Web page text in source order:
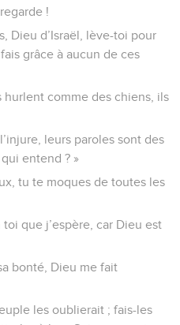
!
Dieu d’Israël, lève-toi pour
grâce à aucun de ces
comme des chiens, ils
leurs paroles sont des
entend ? »
tu te moques de toutes les
que j’espère, car Dieu est
bonté, Dieu me fait
les oublierait ; fais-les